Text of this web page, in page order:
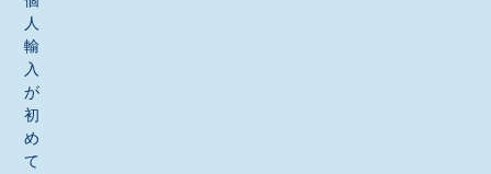
人
輸
入
が
初
め
て